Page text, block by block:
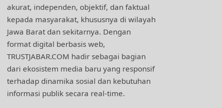
akurat, independen, objektif, dan faktual
kepada masyarakat, khususnya di wilayah
Jawa Barat dan sekitarnya. Dengan
format digital berbasis web,
TRUSTJABAR.COM hadir sebagai bagian
dari ekosistem media baru yang responsif
terhadap dinamika sosial dan kebutuhan
informasi publik secara real-time.